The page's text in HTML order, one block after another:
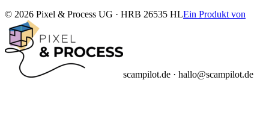
© 2026 Pixel & Process UG · HRB 26535 HLEin Produkt von
scampilot.de · hallo@scampilot.de